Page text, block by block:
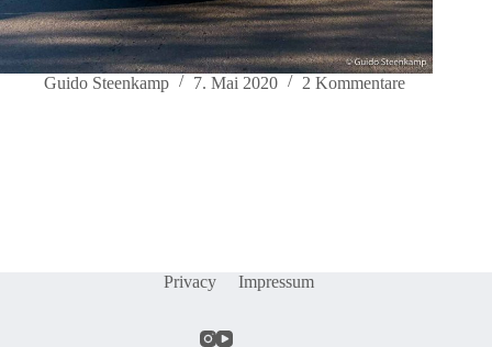
Guido Steenkamp 7. Mai 2020 2 Kommentare
Privacy Impressum